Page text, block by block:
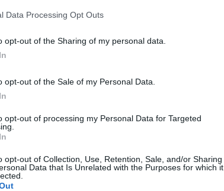
Data Processing Opt Outs
opt-out of the Sharing of my personal data.
opt-out of the Sale of my Personal Data.
opt-out of processing my Personal Data for Targeted
opt-out of Collection, Use, Retention, Sale, and/or Sharing
Data that Is Unrelated with the Purposes for which it
Aukštaitijos pučiamųjų orkestras
00:10:21
Kodėl apklausos internete ir politikų